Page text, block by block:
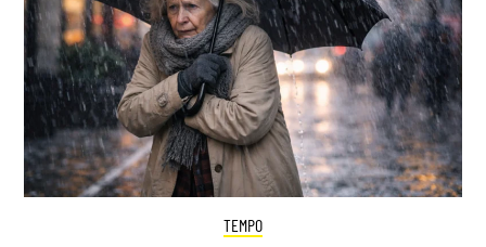
TEMPO